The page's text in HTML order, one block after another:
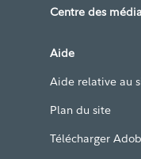
Centre des
Aide
Aide relative au
Plan du site
Télécharger